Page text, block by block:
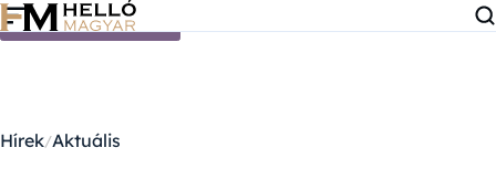
Ugrás a tartalomra
Hírek Aktuális